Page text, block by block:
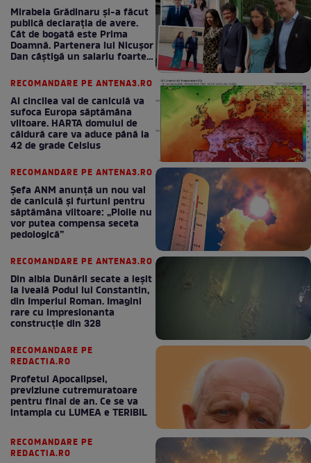
Mirabela Grădinaru și-a făcut
publică declarația de avere.
Cât de bogată este Prima
Doamnă. Partenera lui Nicușor
Dan câștigă un salariu foarte
RECOMANDARE PE ANTENA3.RO
Al cincilea val de caniculă va
sufoca Europa săptămâna
viitoare. HARTA domului de
căldură care va aduce până la
42 de grade Celsius
RECOMANDARE PE ANTENA3.RO
Șefa ANM anunță un nou val
de caniculă și furtuni pentru
săptămâna viitoare: „Ploile nu
vor putea compensa seceta
pedologică”
RECOMANDARE PE ANTENA3.RO
Din albia Dunării secate a ieșit
la iveală Podul lui Constantin,
din Imperiul Roman. Imagini
rare cu impresionanta
construcție din 328
RECOMANDARE PE
REDACTIA.RO
Profetul Apocalipsei,
previziune cutremuratoare
pentru final de an. Ce se va
intampla cu LUMEA e TERIBIL
RECOMANDARE PE
REDACTIA.RO